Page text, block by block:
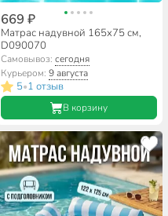
669 ₽
Матрас надувной 165х75 см,
D090070
Самовывоз: сегодня
Курьером: 9 августа
5•1 отзыв
В корзину